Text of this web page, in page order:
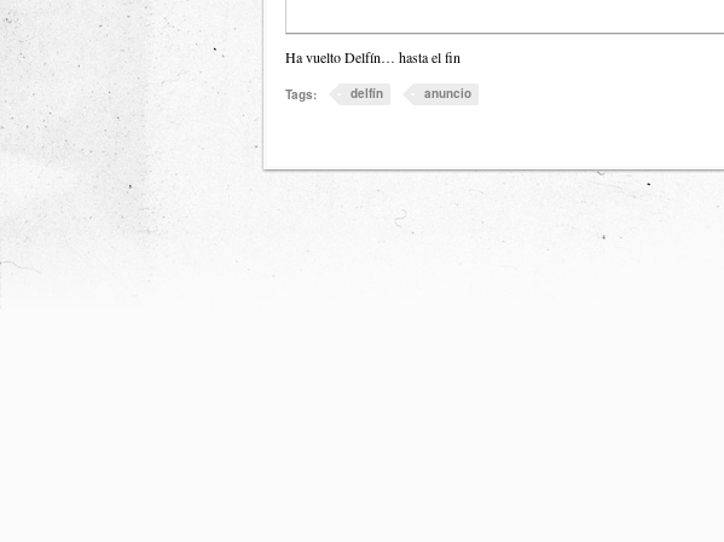
Ha vuelto Delfín… hasta el fin
Tags: delfín anuncio